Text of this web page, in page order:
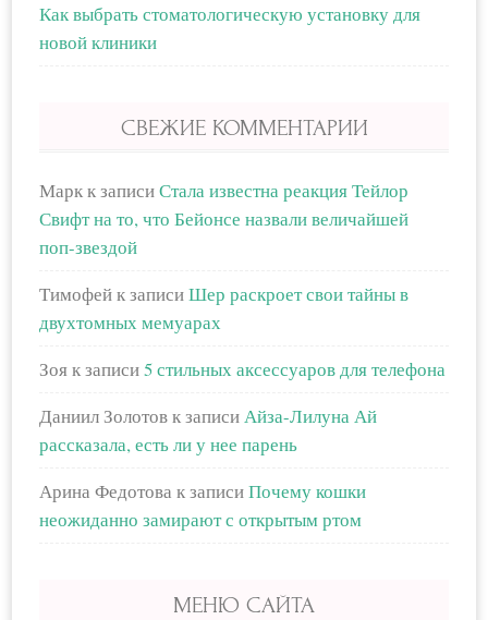
Как выбрать стоматологическую установку для
новой клиники
СВЕЖИЕ КОММЕНТАРИИ
Маркк записиСтала известна реакция Тейлор
Свифт на то, что Бейонсе назвали величайшей
поп-звездой
Тимофейк записиШер раскроет свои тайны в
двухтомных мемуарах
Зояк записи5 стильных аксессуаров для телефона
Даниил Золотовк записиАйза-Лилуна Ай
рассказала, есть ли у нее парень
Арина Федотова к записиПочему кошки
неожиданно замирают с открытым ртом
МЕНЮ САЙТА